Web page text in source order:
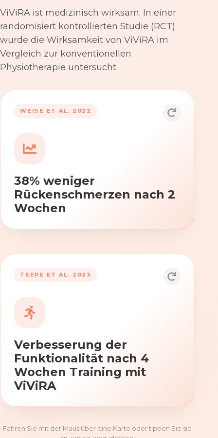
ViViRA ist medizinisch wirksam. In einer
randomisiert kontrollierten Studie (RCT)
wurde die Wirksamkeit von ViViRA im
Vergleich zur konventionellen
Physiotherapie untersucht.
WEISE ET AL. 2022
38% weniger
Rückenschmerzen nach 2
Wochen
53% nach 12 Wochen
TEEPE ET AL. 2023
Verbesserung der
Funktionalität nach 4
Wochen Training mit
ViViRA
Durch die Anwendung von ViViRA
Beweglichkeit und Koordination nach
Fahren Sie mit der Maus über eine Karte oder tippen Sie sie